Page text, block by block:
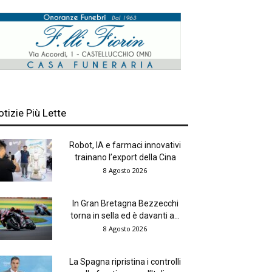
Più Lette
Robot, IA e farmaci innovativi
trainano l’export della Cina
8 Agosto 2026
In Gran Bretagna Bezzecchi
torna in sella ed è davanti a...
8 Agosto 2026
La Spagna ripristina i controlli